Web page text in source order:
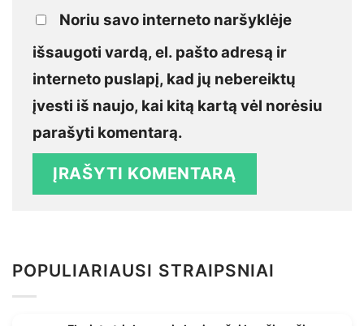
Noriu savo interneto naršyklėje
išsaugoti vardą, el. pašto adresą ir
interneto puslapį, kad jų nebereiktų
įvesti iš naujo, kai kitą kartą vėl norėsiu
parašyti komentarą.
POPULIARIAUSI STRAIPSNIAI